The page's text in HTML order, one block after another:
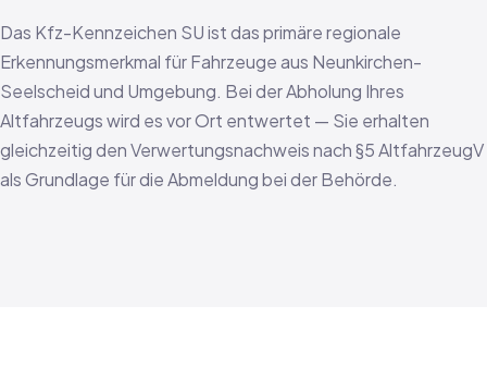
Das Kfz-Kennzeichen SU ist das primäre regionale
Erkennungsmerkmal für Fahrzeuge aus Neunkirchen-
Seelscheid und Umgebung. Bei der Abholung Ihres
Altfahrzeugs wird es vor Ort entwertet — Sie erhalten
gleichzeitig den Verwertungsnachweis nach §5 AltfahrzeugV
als Grundlage für die Abmeldung bei der Behörde.